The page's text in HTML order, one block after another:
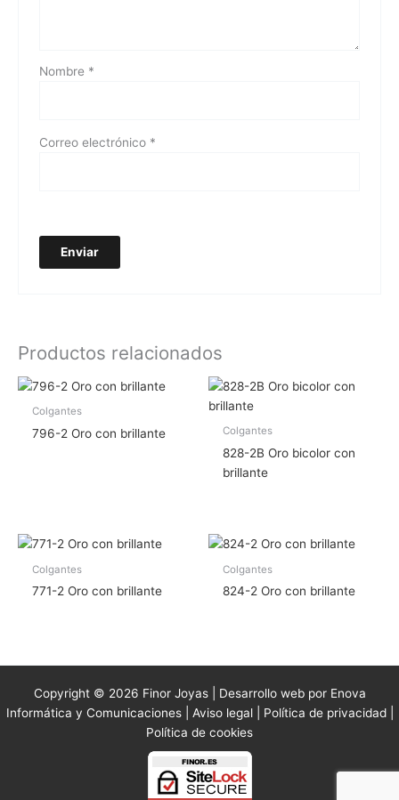
Nombre *
Correo electrónico *
Productos relacionados
Colgantes
796-2 Oro con brillante Colgantes
828-2B Oro bicolor con
brillante
Colgantes
771-2 Oro con brillante
Colgantes
824-2 Oro con brillante
Copyright © 2026 Finor Joyas | Desarrollo web por Enova
Informática y Comunicaciones | Aviso legal| Política de privacidad|
Política de cookies